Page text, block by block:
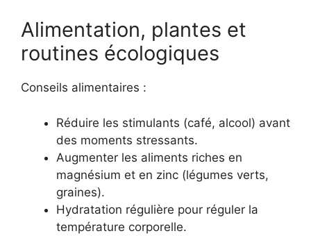
Alimentation, plantes et
routines écologiques
Conseils alimentaires :
Réduire les stimulants (café, alcool) avant
des moments stressants.
Augmenter les aliments riches en
magnésium et en zinc (légumes verts,
graines).
Hydratation régulière pour réguler la
température corporelle.